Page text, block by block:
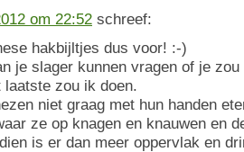
om 22:52 schreef:
hakbijltjes dus voor! :-)
je slager kunnen vragen of je
laatste zou ik doen.
niet graag met hun handen
ze op knagen en knauwen en
is er dan meer oppervlak en